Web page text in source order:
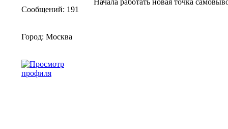
Сообщений: 191
Город: Москва
Начала работать новая точка